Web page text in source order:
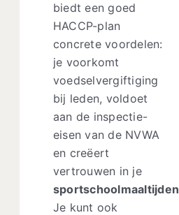
biedt een goed
HACCP-plan
concrete voordelen:
je voorkomt
voedselvergiftiging
bij leden, voldoet
aan de inspectie-
eisen van de NVWA
en creëert
vertrouwen in je
sportschoolmaaltijden
Je kunt ook